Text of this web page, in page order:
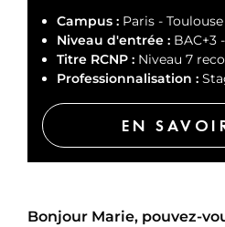
Campus : Paris - Toulouse
Niveau d'entrée : BAC+3
Titre RCNP : Niveau 7
Professionnalisation :
EN
Bonjour Marie, pouvez-